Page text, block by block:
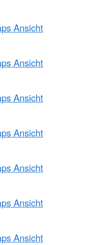
Ansicht
Ansicht
Ansicht
Ansicht
Ansicht
Ansicht
Ansicht